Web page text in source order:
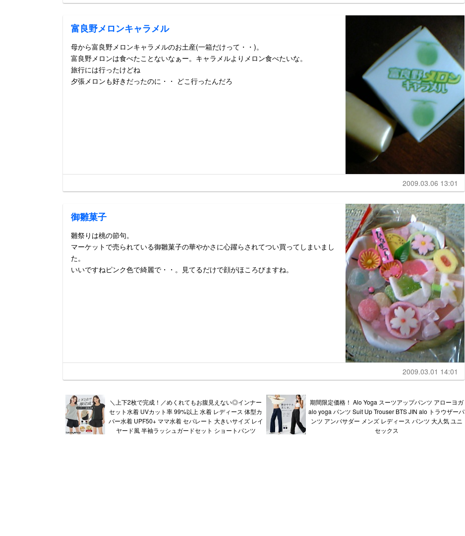
富良野メロンキャラメル
母から富良野メロンキャラメルのお土産(一箱だけって・・)。
富良野メロンは食べたことないなぁー。キャラメルよりメロン食べたいな。
旅行には行ったけどね
夕張メロンも好きだったのに・・ どこ行ったんだろ
2009.03.06 13:01
御雛菓子
雛祭りは桃の節句。
マーケットで売られている御雛菓子の華やかさに心躍らされてつい買ってしまいまし
た。
いいですねピンク色で綺麗で・・。見てるだけで顔がほころびますね。
2009.03.01 14:01
＼上下2枚で完成！／めくれてもお腹見えない◎インナー
セット水着 UVカット率 99%以上 水着 レディース 体型カ
バー水着 UPF50+ ママ水着 セパレート 大きいサイズ レイ
ヤード風 半袖ラッシュガードセット ショートパンツ
期間限定価格！ Alo Yoga スーツアップパンツ アローヨガ
alo yoga パンツ Suit Up Trouser BTS JIN alo トラウザーパ
ンツ アンバサダー メンズ レディース パンツ 大人気 ユニ
セックス